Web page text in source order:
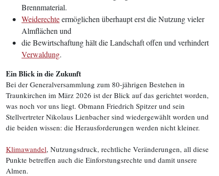
Brennmaterial.
Weiderechteermöglichen überhaupt erst die Nutzung vieler
Almflächen und
die Bewirtschaftung hält die Landschaft offen und verhindert
Verwaldung.
Ein Blick in die Zukunft
Bei der Generalversammlung zum 80-jährigen Bestehen in
Traunkirchen im März 2026 ist der Blick auf das gerichtet worden,
was noch vor uns liegt. Obmann Friedrich Spitzer und sein
Stellvertreter Nikolaus Lienbacher sind wiedergewählt worden und
die beiden wissen: die Herausforderungen werden nicht kleiner.
Klimawandel, Nutzungsdruck, rechtliche Veränderungen, all diese
Punkte betreffen auch die Einforstungsrechte und damit unsere
Almen.